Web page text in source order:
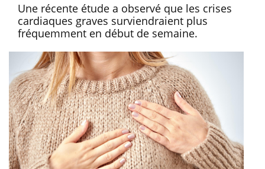
Une récente étude a observé que les crises
cardiaques graves surviendraient plus
fréquemment en début de semaine.